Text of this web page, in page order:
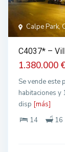
Calpe Park,
C4037* –
1.380.000
Se vende este
habitaciones y
disp [más]
14
16